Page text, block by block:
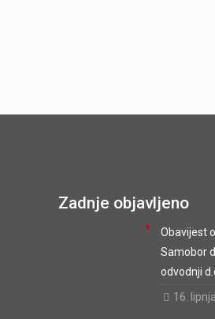
Zadnje objavljeno
Obavijest
Samobor
odvodnji
16.